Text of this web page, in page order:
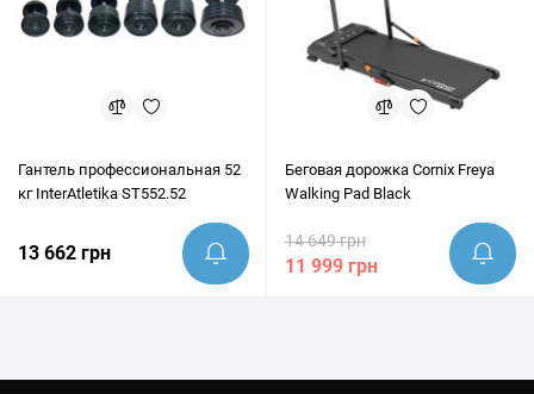
Гантель профессиональная 52
кг InterAtletika ST552.52
13 662 грн
Беговая дорожка Cornix Freya
Walking Pad Black
14 649 грн
11 999 грн